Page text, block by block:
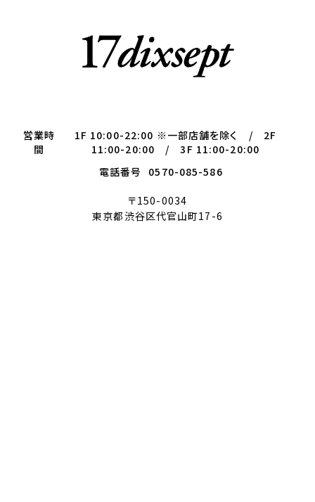
営業時
間
1F 10:00-22:00 ※一部店舗を除く / 2F
11:00-20:00 / 3F 11:00-20:00
電話番号
0570-085-586
〒150-0034
東京都渋谷区代官山町17-6